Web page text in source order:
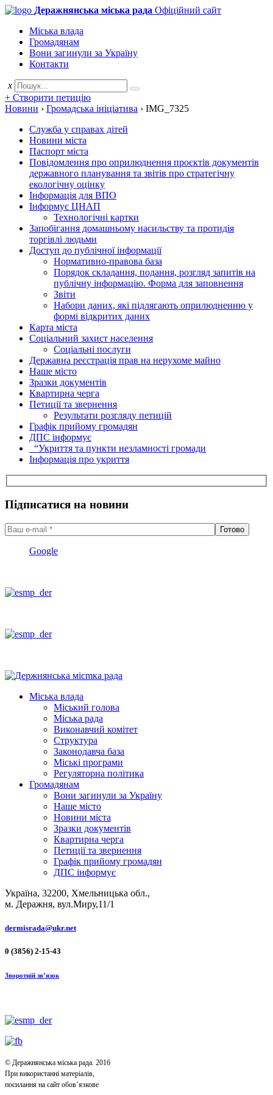
Деражнянська міська рада Офіційний сайт
Міська влада
Громадянам
Вони загинули за Україну
Контакти
x
+ Створити петицію
Новини › Громадська ініціатива › IMG_7325
Служба у справах дітей
Новини міста
Паспорт міста
Повідомлення про оприлюднення проєктів документів
державного планування та звітів про стратегічну
екологічну оцінку
Інформація для ВПО
Інформує ЦНАП
Технологічні картки
Запобігання домашньому насильству та протидія
торгівлі людьми
Доступ до публічної інформації
Нормативно-правова база
Порядок складання, подання, розгляд запитів на
публічну інформацію. Форма для заповнення
Звіти
Набори даних, які підлягають оприлюдненню у
формі відкритих даних
Карта міста
Соціальний захист населення
Соціальні послуги
Державна реєстрація прав на нерухоме майно
Наше місто
Зразки документів
Квартирна черга
Петиції та звернення
Результати розгляду петицій
Графік прийому громадян
ДПС інформує
“Укриття та пункти незламності громади
Інформація про укриття
Підписатися на новини
Google
Міська влада
Міський голова
Міська рада
Виконавчий комітет
Структура
Законодавча база
Міські програми
Регуляторна політика
Громадянам
Вони загинули за Україну
Наше місто
Новини міста
Зразки документів
Квартирна черга
Петиції та звернення
Графік прийому громадян
ДПС інформує
Україна, 32200, Хмельницька обл.,
м. Деражня, вул.Миру,11/1
dermisrada@ukr.net
0 (3856) 2-15-43
Зворотній зв’язок
© Деражнянська міська рада. 2016
При використанні матеріалів,
посилання на сайт обов’язкове